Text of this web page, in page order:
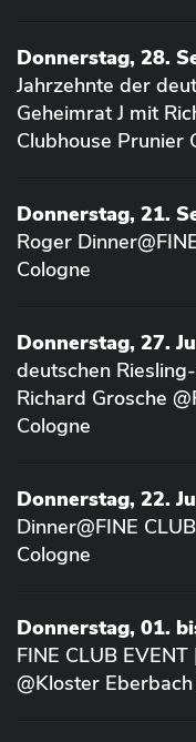
Donnerstag, 28.
Jahrzehnte der
Geheimrat J mit
Clubhouse Prunier
Donnerstag, 21.
Roger
Cologne
Donnerstag, 27.
deutschen
Richard Grosche
Cologne
Donnerstag, 22.
Dinner@FINE
Cologne
Donnerstag, 01.
FINE CLUB
@Kloster